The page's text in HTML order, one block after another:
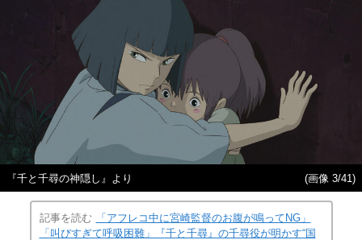
『千と千尋の神隠し』より (画像 3/41)
記事を読む
「アフレコ中に宮崎監督のお腹が鳴ってNG」
「叫びすぎて呼吸困難」『千と千尋』の千尋役が明かす“国